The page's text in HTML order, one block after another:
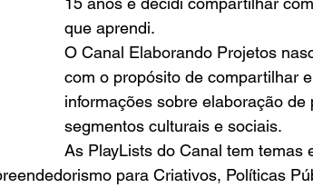
que aprendi.
O Canal Elaborando Projetos
com o propósito de compartilhar
informações sobre elaboração de
segmentos culturais e sociais.
As PlayLists do Canal tem temas
para Criativos, Políticas